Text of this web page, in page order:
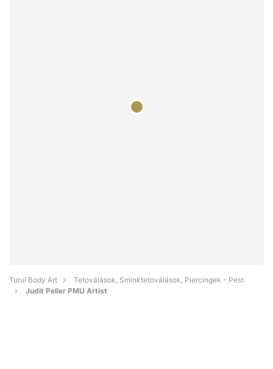
Turul Body Art
Tetoválások, Sminktetoválások, Piercingek - Pest
Judit Peller PMU Artist